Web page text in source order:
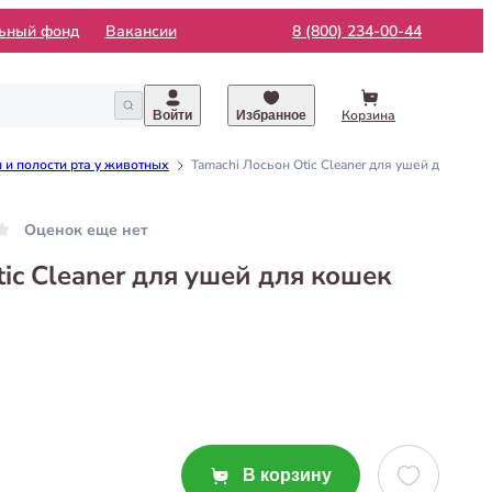
фонд Вакансии 8 (800) 234-00-44
Войти Избранное Корзина
полости рта у животных Tamachi Лосьон Otic Cleaner для ушей для
Оценок еще нет
Cleaner для ушей для кошек
В корзину